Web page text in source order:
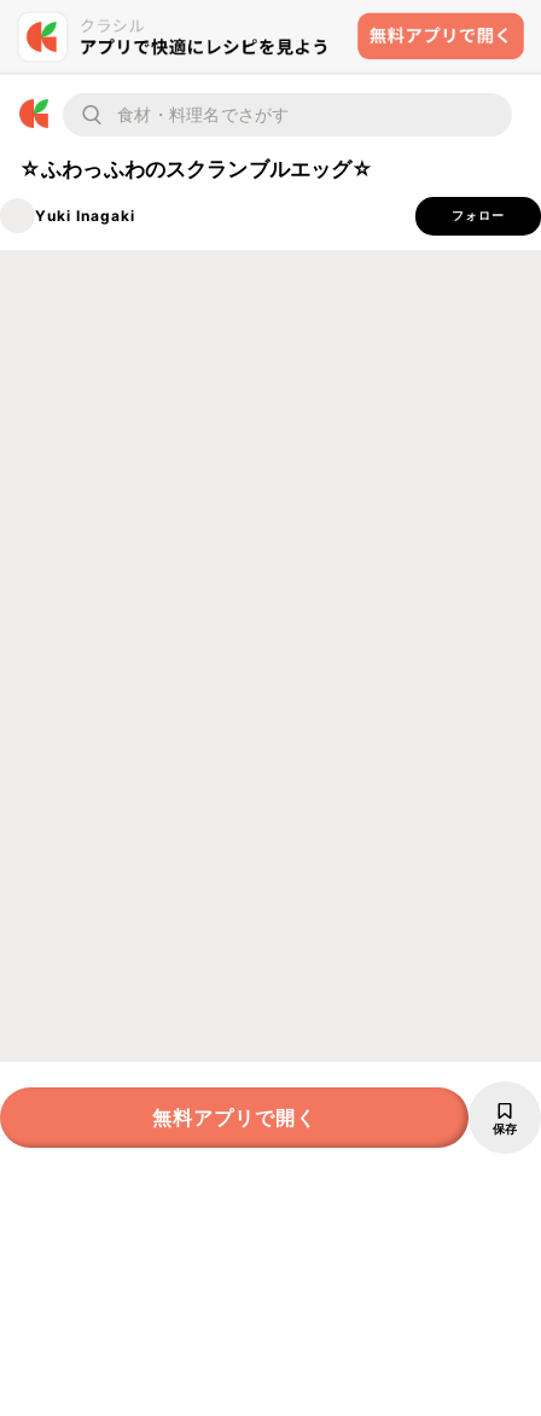
☆ふわっふわのスクランブルエッグ☆
Yuki Inagaki フォロー
無料アプリで開く 保存